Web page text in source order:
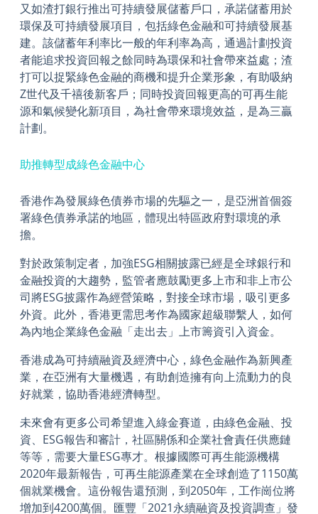
又如渣打銀行推出可持續發展儲蓄戶口，承諾儲蓄用於
環保及可持續發展項目，包括綠色金融和可持續發展基
建。該儲蓄年利率比一般的年利率為高，通過計劃投資
者能追求投資回報之餘同時為環保和社會帶來益處；渣
打可以捉緊綠色金融的商機和提升企業形象，有助吸納
Z世代及千禧後新客戶；同時投資回報更高的可再生能
源和氣候變化新項目，為社會帶來環境效益，是為三贏
計劃。
助推轉型成綠色金融中心
香港作為發展綠色債券市場的先驅之一，是亞洲首個簽
署綠色債券承諾的地區，體現出特區政府對環境的承
擔。
對於政策制定者，加強ESG相關披露已經是全球銀行和
金融投資的大趨勢，監管者應鼓勵更多上市和非上市公
司將ESG披露作為經營策略，對接全球市場，吸引更多
外資。此外，香港更需思考作為國家超級聯繫人，如何
為內地企業綠色金融「走出去」上市籌資引入資金。
香港成為可持續融資及經濟中心，綠色金融作為新興產
業，在亞洲有大量機遇，有助創造擁有向上流動力的良
好就業，協助香港經濟轉型。
未來會有更多公司希望進入綠金賽道，由綠色金融、投
資、ESG報告和審計，社區關係和企業社會責任供應鏈
等等，需要大量ESG專才。根據國際可再生能源機構
2020年最新報告，可再生能源產業在全球創造了1150萬
個就業機會。這份報告還預測，到2050年，工作崗位將
增加到4200萬個。匯豐「2021永續融資及投資調查」發